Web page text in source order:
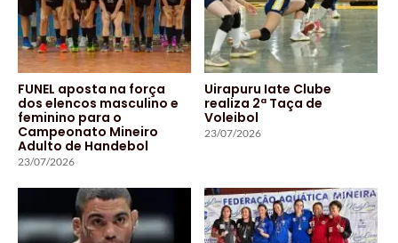
FUNEL aposta na força
dos elencos masculino e
feminino para o
Campeonato Mineiro
Adulto de Handebol
23/07/2026
Uirapuru Iate Clube
realiza 2ª Taça de
Voleibol
23/07/2026